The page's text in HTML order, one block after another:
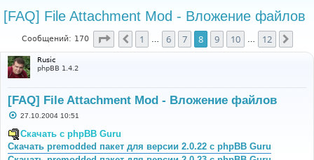
[FAQ] File Attachment Mod - Вложение файлов
Сообщений: 170 Страница8 из 12
Пред.
1 6 7 8 9 10 12
Rusic
phpBB 1.4.2
[FAQ] File Attachment Mod - Вложение файлов
С
о
б
щ
е
27.10.2004 10:51
Скачать с phpBB Guru
Скачать premodded пакет для версии 2.0.22 с phpBB Guru